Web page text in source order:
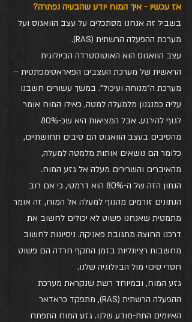
אז עכשיו - איך המוח יודע שהבעיה נפתרה?
בשביל זה אנחנו מסתכלים על עצב הוואגוס ועל
מערכת ההפעלה הרשתית (RAS).
עצב הוואגוס הוא האוטוסטרדה הביולוגית
הראשית של מערכת העצבים הפאראסימפתטית –
מערכת ה"מנוחה ועיכול". במשך עשורים חשבנו
עליה כמנגנון מלמעלה למטה, כאילו המוח אומר
מהסיבים בעצב הוואגוס הם סיבים תחושתיים,
כלומר הם נושאים אותות מלמטה למעלה,
מהאיברים והשרירים מעלה אל גזע המוח.
הנתון הזה של ה-80% הוא דרמטי, כי אם רוב
הנתונים זורמים מהגוף למעלה אל המוח, זה אומר
מתמטית שאנחנו פשוט לא יכולים לחשוב את
דרכנו החוצה מתגובת פאניקה. ניסיונות לחשוב
מחשבות רציונליות בזמן התקף חרדה הם פשוט
חסרי סיכוי מול הביולוגיה שלנו.
גזע המוח, ובמיוחד רשת שנקראת מערכת
ההפעלה הרשתית (RAS), מתפקד כראדאר
האיומים התת-מודע שלנו. גזע המוח התפתח